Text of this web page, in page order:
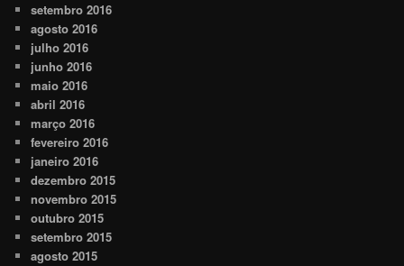
setembro 2016
agosto 2016
julho 2016
junho 2016
maio 2016
abril 2016
março 2016
fevereiro 2016
janeiro 2016
dezembro 2015
novembro 2015
outubro 2015
setembro 2015
agosto 2015